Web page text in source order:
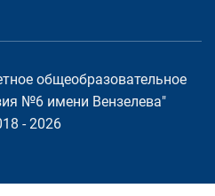
общеобразовательное
№6 имени Вензелева"
- 2026